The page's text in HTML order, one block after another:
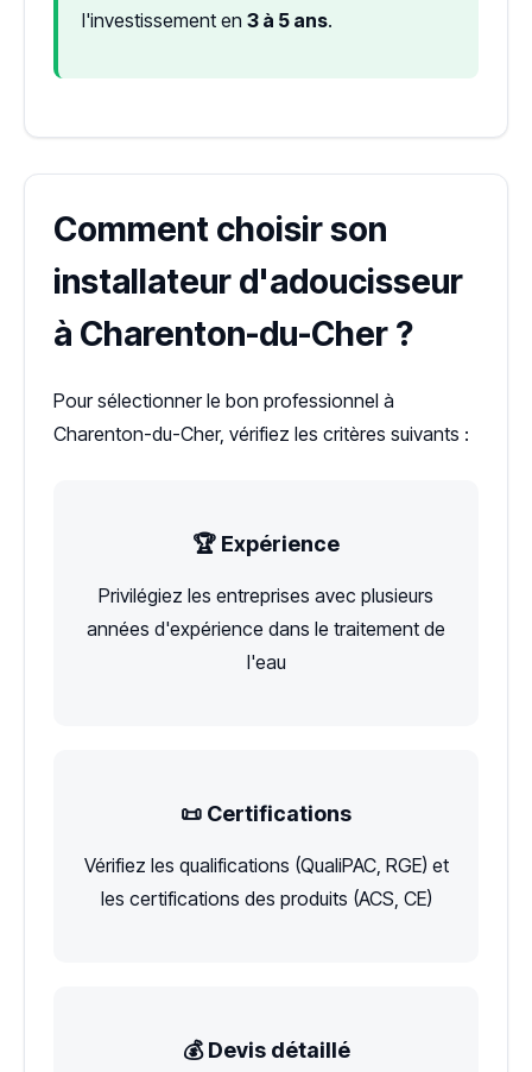
l'investissement en 3 à 5 ans.
Comment choisir son
installateur d'adoucisseur
à Charenton-du-Cher ?
Pour sélectionner le bon professionnel à
Charenton-du-Cher, vérifiez les critères suivants :
🏆 Expérience
Privilégiez les entreprises avec plusieurs
années d'expérience dans le traitement de
l'eau
📜 Certifications
Vérifiez les qualifications (QualiPAC, RGE) et
les certifications des produits (ACS, CE)
💰 Devis détaillé